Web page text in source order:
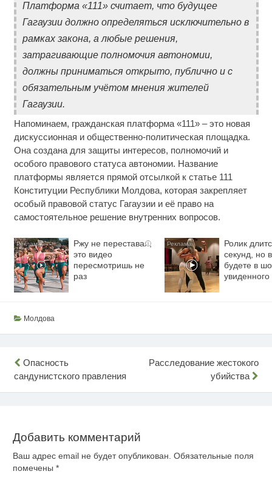
Платформа «111» считает, что будущее
Гагаузии должно определяться исключительно в
рамках закона, а любые решения,
затрагивающие полномочия автономии,
должны приниматься открыто, публично и с
обязательным учётом мнения жителей
Гагаузии.
Напоминаем, гражданская платформа «111» – это новая
дискуссионная и общественно-политическая площадка.
Она создана для защиты интересов, полномочий и
особого правового статуса автономии. Название
платформы является прямой отсылкой к статье 111
Конституции Республики Молдова, которая закрепляет
особый правовой статус Гагаузии и её право на
самостоятельное решение внутренних вопросов.
i
Ржу не переставая,
это видео
пересмотришь не
раз
Ролик
секунд, но
будете в
увиденного
Молдова
Навигация
по
Опасность
сандунистского правления
Расследование жестокого
убийства
Добавить комментарий
Ваш адрес email не будет опубликован. Обязательные поля
помечены *